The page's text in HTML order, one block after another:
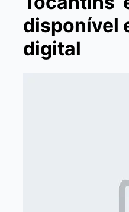
disponível
digital